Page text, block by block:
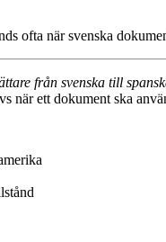
ofta när svenska
från svenska till
när ett dokument ska